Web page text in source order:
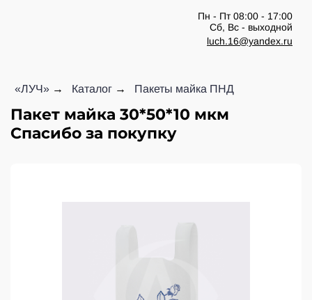
Пн - Пт 08:00 - 17:00
Сб, Вс - выходной
luch.16@yandex.ru
«ЛУЧ» Каталог Пакеты майка ПНД
Пакет майка 30*50*10 мкм
Спасибо за покупку